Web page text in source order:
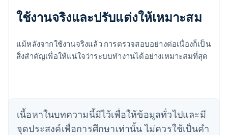
ใช้งานจริงและปรับแต่งให้เหมาะสม
แม้หลังจากใช้งานจริงแล้ว การตรวจสอบอย่างต่อเนื่องก็เป็น
สิ่งสําคัญเพื่อให้แน่ใจว่าระบบทํางานได้อย่างเหมาะสมที่สุด
เนื้อหาในบทความนี้มีไว้เพื่อให้ข้อมูลทั่วไปและมี
จุดประสงค์เพื่อการศึกษาเท่านั้น ไม่ควรใช้เป็นคํา
เขตบริหารพิเศษฮ่องกง ประเทศจีน
แคนาดา
English Français
โครเอเชีย
ไซปรัส
English
ญี่ปุ่น
日本語English